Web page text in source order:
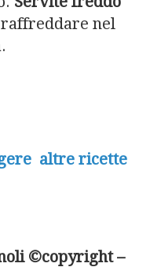
nel
altre ricette
©copyright –